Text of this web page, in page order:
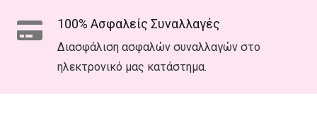
100% Ασφαλείς Συναλλαγές
Διασφάλιση ασφαλών συναλλαγών στο
ηλεκτρονικό μας κατάστημα.